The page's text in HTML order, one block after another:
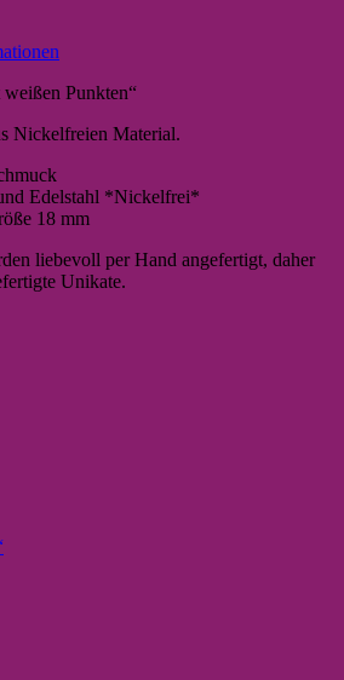
Punkten“
Nickelfreien Material.
Edelstahl *Nickelfrei*
18 mm
liebevoll per Hand angefertigt, daher
Unikate.